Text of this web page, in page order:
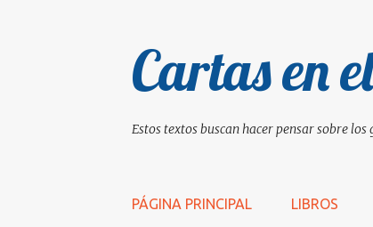
Cartas en
Estos textos buscan hacer pensar sobre
PÁGINA PRINCIPAL LIBROS